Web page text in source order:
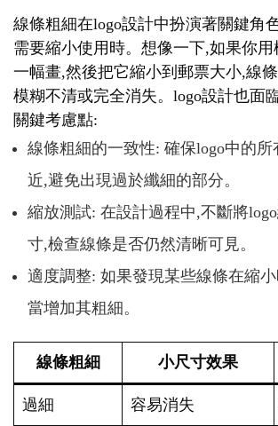
線條粗細在logo設計中扮演著關鍵角
需要縮小使用時。想像一下,如果你
一幅畫,然後把它縮小到郵票大小,線
模糊不清或完全消失。logo設計也面
關鍵考慮點:
線條粗細的一致性: 確保logo中的所
近,避免出現過於纖細的部分。
縮放測試: 在設計過程中,不斷將
寸,檢查線條是否仍然清晰可見。
適度調整: 如果發現某些線條在縮
當增加其粗細。
線條粗細 小尺寸效果
過細 容易消失